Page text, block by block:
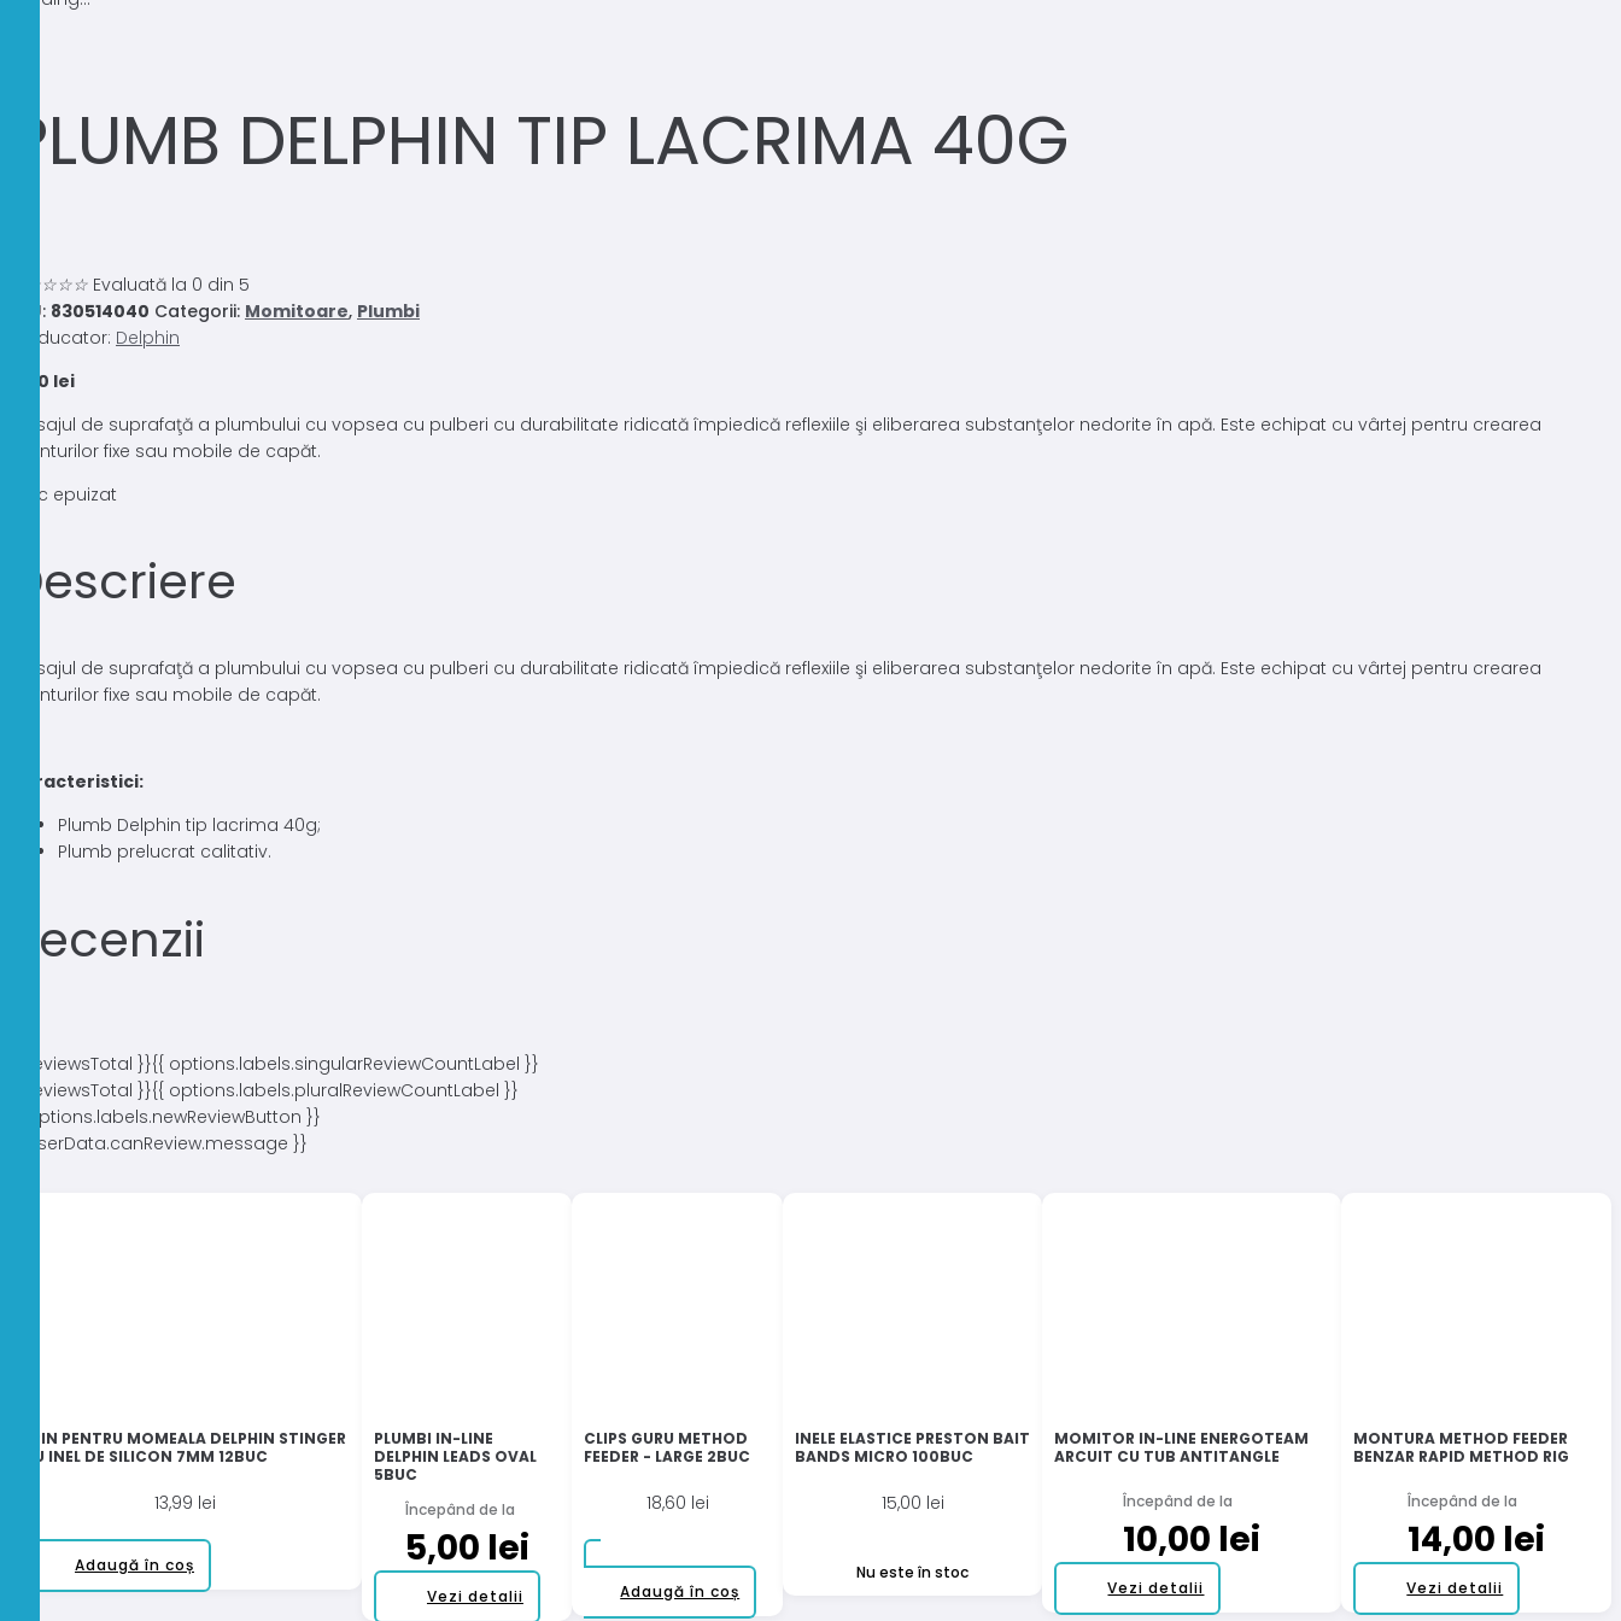
PLUMB DELPHIN TIP LACRIMA 40G
☆☆☆☆ Evaluată la 0 din 5
SKU: 830514040 Categorii: Momitoare, Plumbi
Producator: Delphin
5,00 lei
Finisajul de suprafaţă a plumbului cu vopsea cu pulberi cu durabilitate ridicată împiedică reflexiile şi eliberarea substanţelor nedorite în apă. Este echipat cu vârtej pentru crearea
monturilor fixe sau mobile de capăt.
Stoc epuizat
Descriere
Finisajul de suprafaţă a plumbului cu vopsea cu pulberi cu durabilitate ridicată împiedică reflexiile şi eliberarea substanţelor nedorite în apă. Este echipat cu vârtej pentru crearea
monturilor fixe sau mobile de capăt.
Caracteristici:
Plumb Delphin tip lacrima 40g;
Plumb prelucrat calitativ.
Recenzii
{{ reviewsTotal }}{{ options.labels.singularReviewCountLabel }}
{{ reviewsTotal }}{{ options.labels.pluralReviewCountLabel }}
{{ options.labels.newReviewButton }}
{{ userData.canReview.message }}
SPIN PENTRU MOMEALA DELPHIN STINGER
CU INEL DE SILICON 7MM 12BUC
13,99 lei
Adaugă în coș
PLUMBI IN-LINE
DELPHIN LEADS OVAL
5BUC
Începând de la
5,00 lei
Vezi detalii
CLIPS GURU METHOD
FEEDER - LARGE 2BUC
18,60 lei
Adaugă în coș
INELE ELASTICE PRESTON BAIT
BANDS MICRO 100BUC
15,00 lei
Nu este în stoc
MOMITOR IN-LINE ENERGOTEAM
ARCUIT CU TUB ANTITANGLE
Începând de la
10,00 lei
Vezi detalii
produs
MONTURA METHOD FEEDER
BENZAR RAPID METHOD RIG
Începând de la
14,00 lei
Vezi detalii
produs